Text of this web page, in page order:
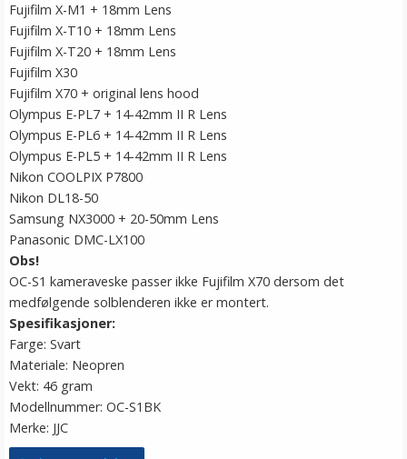
Fujifilm X-M1 + 18mm Lens
Fujifilm X-T10 + 18mm Lens
Fujifilm X-T20 + 18mm Lens
Fujifilm X30
Fujifilm X70 + original lens hood
Olympus E-PL7 + 14-42mm II R Lens
Olympus E-PL6 + 14-42mm II R Lens
Olympus E-PL5 + 14-42mm II R Lens
Nikon COOLPIX P7800
Nikon DL18-50
Samsung NX3000 + 20-50mm Lens
Panasonic DMC-LX100
Obs!
OC-S1 kameraveske passer ikke Fujifilm X70 dersom det
medfølgende solblenderen ikke er montert.
Spesifikasjoner:
Farge: Svart
Materiale: Neopren
Vekt: 46 gram
Modellnummer: OC-S1BK
Merke: JJC